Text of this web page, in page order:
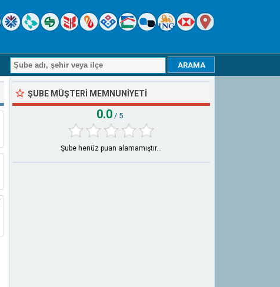
ŞUBE MÜŞTERI MEMNUNIYETI
0.0 / 5
Şube henüz puan alamamıştır...